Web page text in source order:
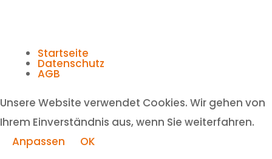
Startseite
Datenschutz
AGB
Unsere Website verwendet Cookies. Wir gehen von
Ihrem Einverständnis aus, wenn Sie weiterfahren.
Anpassen
OK